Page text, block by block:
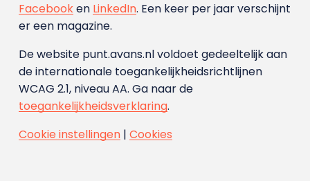
Facebooken LinkedIn. Een keer per jaar verschijnt
er een magazine.
De website punt.avans.nl voldoet gedeeltelijk aan
de internationale toegankelijkheidsrichtlijnen
WCAG 2.1, niveau AA. Ga naar de
toegankelijkheidsverklaring.
Cookie instellingen| Cookies